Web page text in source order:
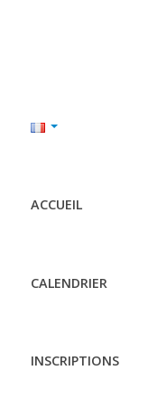
ACCUEIL
CALENDRIER
INSCRIPTIONS